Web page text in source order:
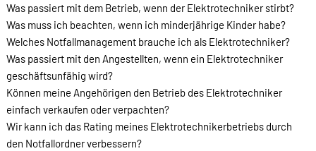
Was passiert mit dem Betrieb, wenn der Elektrotechniker stirbt?
Was muss ich beachten, wenn ich minderjährige Kinder habe?
Welches Notfallmanagement brauche ich als Elektrotechniker?
Was passiert mit den Angestellten, wenn ein Elektrotechniker
geschäftsunfähig wird?
Können meine Angehörigen den Betrieb des Elektrotechniker
einfach verkaufen oder verpachten?
Wir kann ich das Rating meines Elektrotechnikerbetriebs durch
den Notfallordner verbessern?